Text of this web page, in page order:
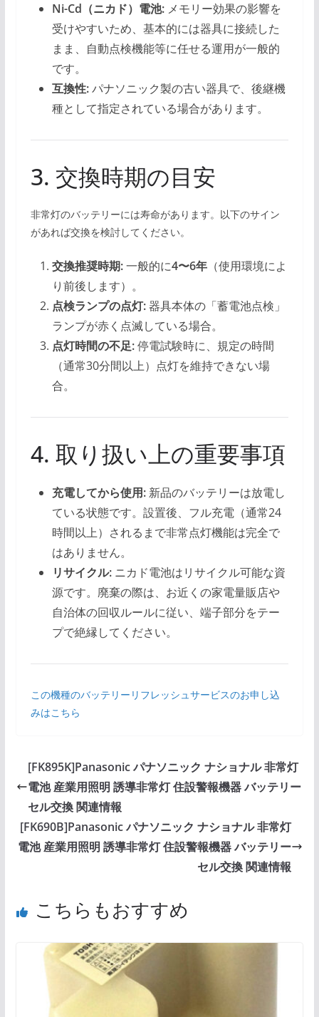
Ni-Cd（ニカド）電池:メモリー効果の影響を
受けやすいため、基本的には器具に接続した
まま、自動点検機能等に任せる運用が一般的
です。
互換性:パナソニック製の古い器具で、後継機
種として指定されている場合があります。
3. 交換時期の目安
非常灯のバッテリーには寿命があります。以下のサイン
があれば交換を検討してください。
交換推奨時期:一般的に4〜6年（使用環境によ
り前後します）。
点検ランプの点灯:器具本体の「蓄電池点検」
ランプが赤く点滅している場合。
点灯時間の不足:停電試験時に、規定の時間
（通常30分間以上）点灯を維持できない場
合。
4. 取り扱い上の重要事項
充電してから使用:新品のバッテリーは放電し
ている状態です。設置後、フル充電（通常24
時間以上）されるまで非常点灯機能は完全で
はありません。
リサイクル:ニカド電池はリサイクル可能な資
源です。廃棄の際は、お近くの家電量販店や
自治体の回収ルールに従い、端子部分をテー
プで絶縁してください。
この機種のバッテリーリフレッシュサービスのお申し込
みはこちら
[FK895K]Panasonic パナソニック ナショナル 非常灯
電池 産業用照明 誘導非常灯 住設警報機器 バッテリー
セル交換 関連情報
[FK690B]Panasonic パナソニック ナショナル 非常灯
電池 産業用照明 誘導非常灯 住設警報機器 バッテリー
セル交換 関連情報
こちらもおすすめ